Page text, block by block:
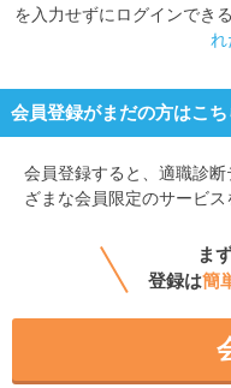
を入力せずにログインでき
れ
会員登録がまだの方はこち
会員登録すると、 適職診断
ざまな会員限定のサービス
ま
登録は簡